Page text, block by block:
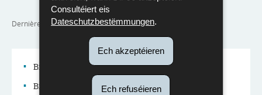
Consultéiert eis
Dateschutzbestëmmungen.
Ech akzeptéieren
Ech refuséieren
Dernière mise à jour11/06/2024
Bildungssystem
Bildungspolitik